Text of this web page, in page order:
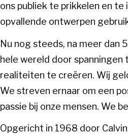
ons publiek te prikkelen en
opvallende ontwerpen
Nu nog steeds, na meer dan
hele wereld door spanningen
realiteiten te creëren. Wij
We streven ernaar om een
passie bij onze mensen. We
Opgericht in 1968 door